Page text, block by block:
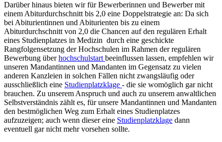
Darüber hinaus bieten wir für Bewerberinnen und Bewerber mit
einem Abiturdurchschnitt bis 2,0 eine Doppelstrategie an: Da sich
bei Abiturientinnen und Abiturienten bis zu einem
Abiturdurchschnitt von 2,0 die Chancen auf den regulären Erhalt
eines Studienplatzes in Medizin durch eine geschickte
Rangfolgensetzung der Hochschulen im Rahmen der regulären
Bewerbung überhochschulstartbeeinflussen lassen, empfehlen wir
unseren Mandantinnen und Mandanten im Gegensatz zu vielen
anderen Kanzleien in solchen Fällen nicht zwangsläufig oder
ausschließlich eine Studienplatzklage - die sie womöglich gar nicht
brauchen. Zu unserem Anspruch und auch zu unserem anwaltlichen
Selbstverständnis zählt es, für unsere Mandantinnen und Mandanten
den bestmöglichen Weg zum Erhalt eines Studienplatzes
aufzuzeigen; auch wenn dieser eine Studienplatzklage dann
eventuell gar nicht mehr vorsehen sollte.